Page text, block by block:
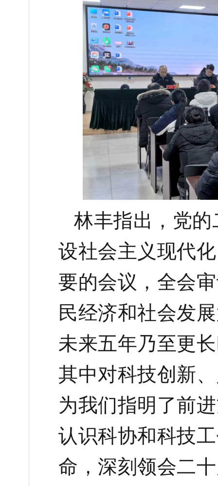
林丰指出，党
设社会主义现代
要的会议，全会
民经济和社会发
未来五年乃至更
其中对科技创新
为我们指明了前
认识科协和科技
命，深刻领会二